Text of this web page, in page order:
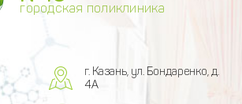
городская поликлиника
г. Казань, ул. Бондаренко, д.
4А